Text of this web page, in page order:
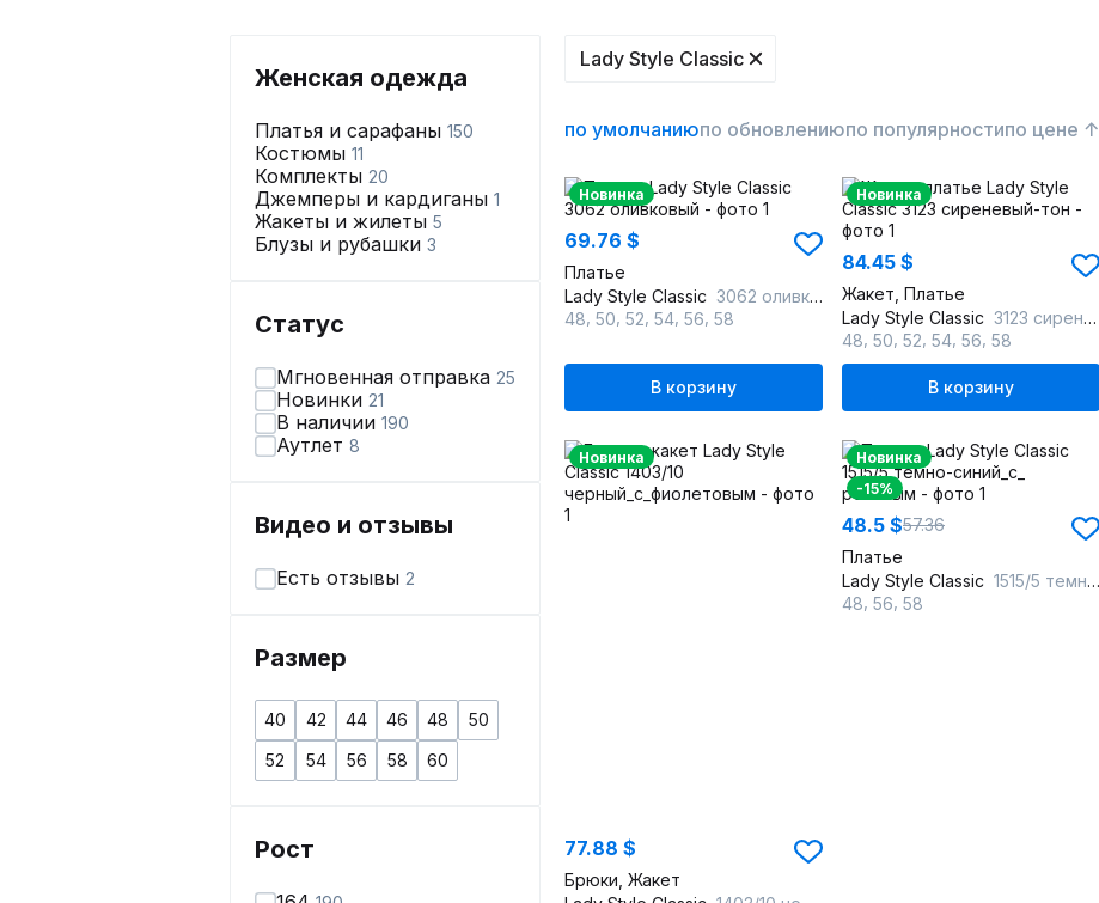
Женская одежда
Платья и сарафаны 150
Костюмы 11
Комплекты 20
Джемперы и кардиганы 1
Жакеты и жилеты 5
Блузы и рубашки 3
Статус
Мгновенная отправка 25
Новинки 21
В наличии 190
Аутлет 8
Видео и отзывы
Есть отзывы 2
Размер
40 42 44 46 48
50
52
54 56 58 60
Рост
Lady Style Classic
по умолчаниюпо обновлениюпо популярностипо цене ↑
Новинка
69.76 $
Платье
Lady Style Classic 3062 оливковый
48 50 52 54 56 58
В корзину
Новинка
84.45 $
Жакет, Платье
Lady Style Classic 3123 сиреневый-тон
48 50 52 54 56 58
В корзину
Новинка
77.88 $
Брюки, Жакет
Новинка
-15%
48.5 $57.36
Платье
Lady Style Classic 1515/5 темно-синий_с_ розовым
48 56 58